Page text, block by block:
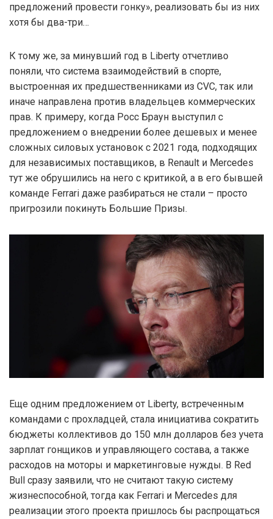
предложений провести гонку», реализовать бы из них
хотя бы два-три…
К тому же, за минувший год в Liberty отчетливо
поняли, что система взаимодействий в спорте,
выстроенная их предшественниками из CVC, так или
иначе направлена против владельцев коммерческих
прав. К примеру, когда Росс Браун выступил с
предложением о внедрении более дешевых и менее
сложных силовых установок с 2021 года, подходящих
для независимых поставщиков, в Renault и Mercedes
тут же обрушились на него с критикой, а в его бывшей
команде Ferrari даже разбираться не стали – просто
пригрозили покинуть Большие Призы.
Еще одним предложением от Liberty, встреченным
командами с прохладцей, стала инициатива сократить
бюджеты коллективов до 150 млн долларов без учета
зарплат гонщиков и управляющего состава, а также
расходов на моторы и маркетинговые нужды. В Red
Bull сразу заявили, что не считают такую систему
жизнеспособной, тогда как Ferrari и Mercedes для
реализации этого проекта пришлось бы распрощаться